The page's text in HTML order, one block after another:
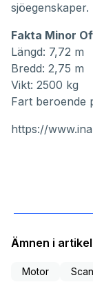
sjöegenskaper.
Fakta Minor
Längd: 7,72 m
Bredd: 2,75 m
Vikt: 2500 kg
Fart beroende
https://
Ämnen i
Motor